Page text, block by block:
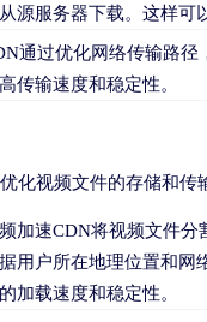
源服务器下载。这样可
通过优化网络传输路
传输速度和稳定性。
化视频文件的存储和
加速CDN将视频文件
用户所在地理位置和
加载速度和稳定性。